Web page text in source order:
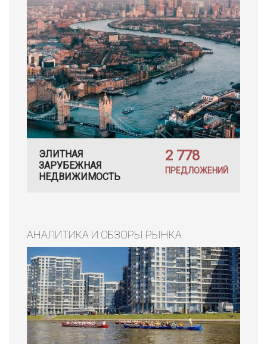
ЭЛИТНАЯ
ЗАРУБЕЖНАЯ
НЕДВИЖИМОСТЬ
2 778
ПРЕДЛОЖЕНИЙ
АНАЛИТИКА И ОБЗОРЫ РЫНКА